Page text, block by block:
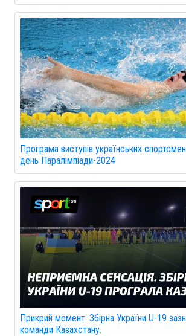
Програма виступів українських
день Паралімпіади-2024
Прикрий момент. Збірна України U-19
команди Казахстану.